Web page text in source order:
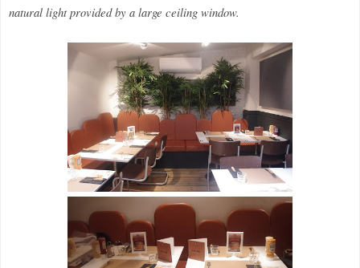
natural light provided by a large ceiling window.